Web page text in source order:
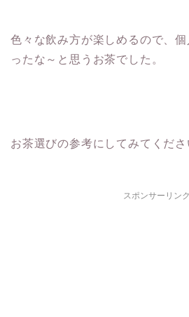
色々な飲み方が楽しめるので、
ったな～と思うお茶でした。
お茶選びの参考にしてみてくださ
スポンサーリンク